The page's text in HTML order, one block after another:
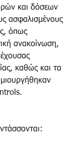
και δόσεων
ασφαλισμένους
όπως
ανακοίνωση,
καθώς και τα